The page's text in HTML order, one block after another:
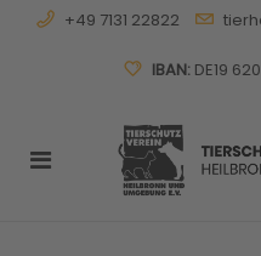
+49 7131 22822
IBAN:DE19